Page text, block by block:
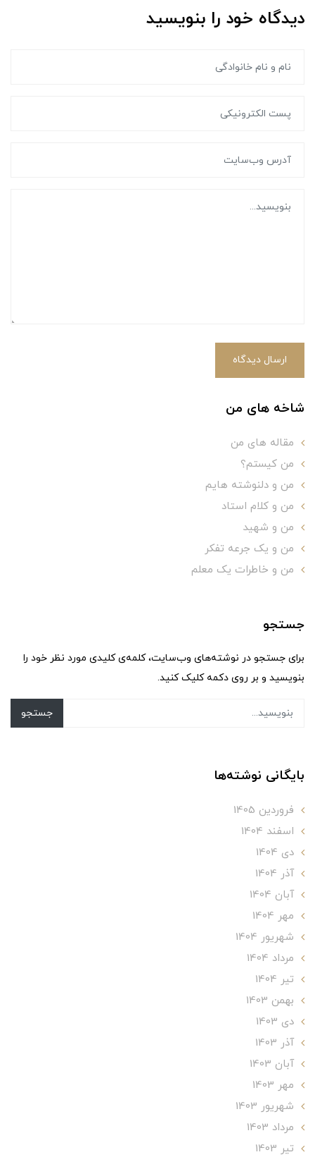
دیدگاه خود را بنویسید
ارسال دیدگاه
شاخه های من
مقاله های من
من کیستم؟
من و دلنوشته هایم
من و کلام استاد
من و شهید
من و یک جرعه تفکر
من و خاطرات یک معلم
جستجو
برای جستجو در نوشته‌های وب‌سایت، کلمه‌ی کلیدی مورد نظر خود را
بنویسید و بر روی دکمه کلیک کنید.
جستجو
بایگانی نوشته‌ها
فروردین 1405
اسفند 1404
دی 1404
آذر 1404
آبان 1404
مهر 1404
شهریور 1404
مرداد 1404
تير 1404
بهمن 1403
دی 1403
آذر 1403
آبان 1403
مهر 1403
شهریور 1403
مرداد 1403
تير 1403